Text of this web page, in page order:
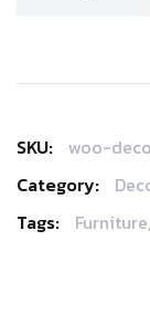
SKU: woo-
Category:
Tags:
Furniture,